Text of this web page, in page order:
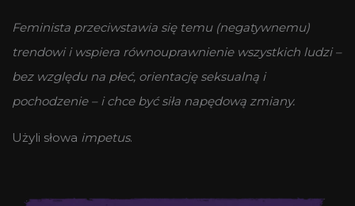
Feminista przeciwstawia się temu (negatywnemu)
trendowi i wspiera równouprawnienie wszystkich ludzi –
bez względu na płeć, orientację seksualną i
pochodzenie – i chce być siła napędową zmiany.
Użyli słowa impetus.